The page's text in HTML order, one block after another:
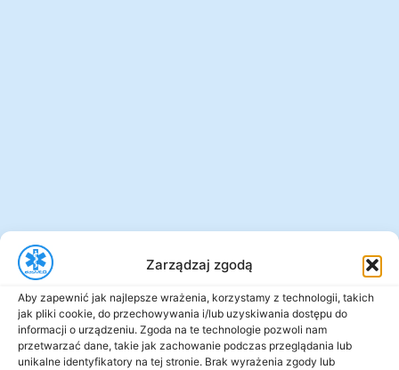
Zarządzaj zgodą
Aby zapewnić jak najlepsze wrażenia, korzystamy z technologii, takich
jak pliki cookie, do przechowywania i/lub uzyskiwania dostępu do
informacji o urządzeniu. Zgoda na te technologie pozwoli nam
przetwarzać dane, takie jak zachowanie podczas przeglądania lub
unikalne identyfikatory na tej stronie. Brak wyrażenia zgody lub